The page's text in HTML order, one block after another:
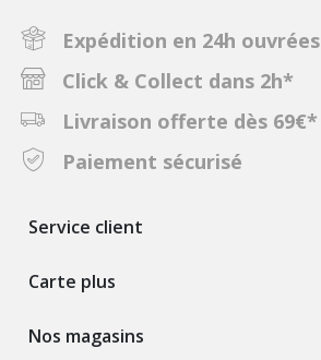
Expédition en 24h ouvrées
Click & Collect dans 2h*
Livraison offerte dès 69€*
Paiement sécurisé
Service client
Carte plus
Nos magasins